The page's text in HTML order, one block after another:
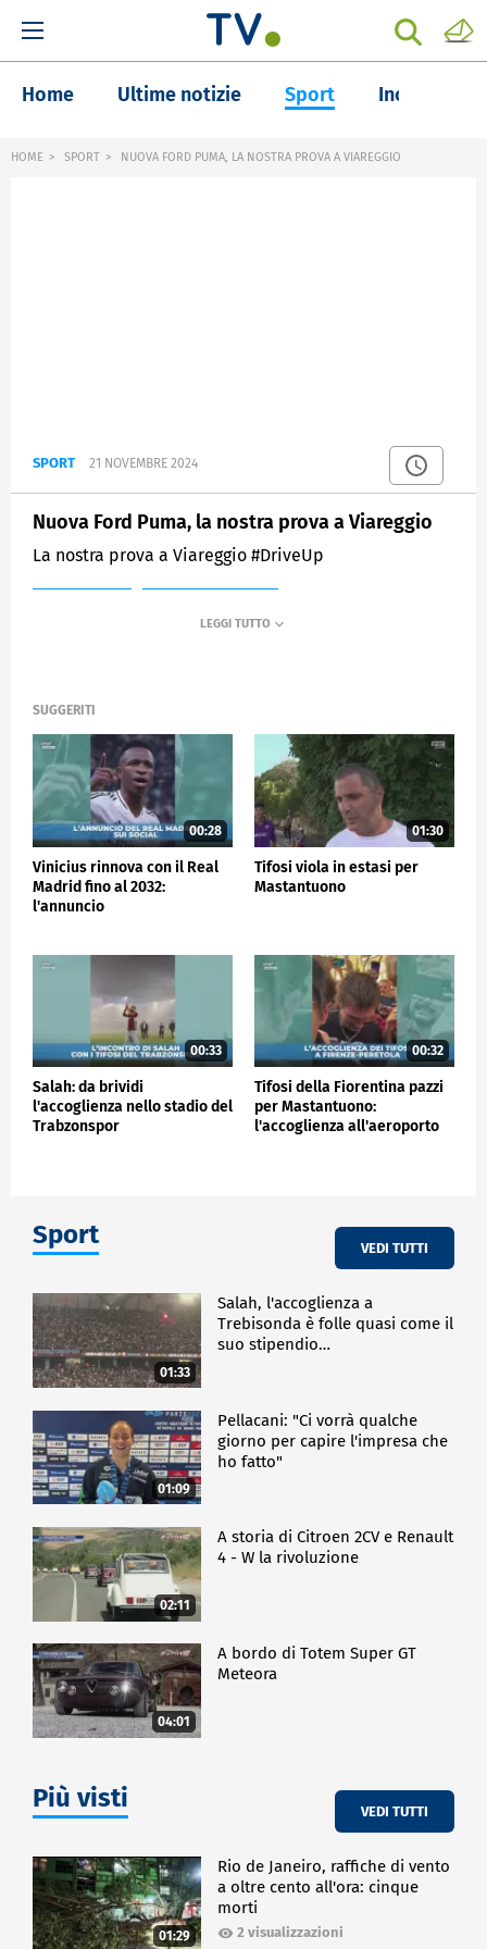
Home Ultime notizie Sport Inchieste
HOME SPORT NUOVA FORD PUMA, LA NOSTRA PROVA A VIAREGGIO
SPORT 21 NOVEMBRE 2024
Nuova Ford Puma, la nostra prova a Viareggio
La nostra prova a Viareggio #DriveUp
SUGGERITI
00:28
Vinicius rinnova con il Real
Madrid fino al 2032:
l'annuncio
01:30
Tifosi viola in estasi per
Mastantuono
00:33
Salah: da brividi
l'accoglienza nello stadio del
Trabzonspor
00:32
Tifosi della Fiorentina pazzi
per Mastantuono:
l'accoglienza all'aeroporto
Sport VEDI TUTTI
01:33
Salah, l'accoglienza a
Trebisonda è folle quasi come il
suo stipendio…
01:09
Pellacani: "Ci vorrà qualche
giorno per capire l'impresa che
ho fatto"
02:11
A storia di Citroen 2CV e Renault
4 - W la rivoluzione
04:01
A bordo di Totem Super GT
Meteora
Più visti VEDI TUTTI
01:29
Rio de Janeiro, raffiche di vento
a oltre cento all'ora: cinque
morti
2 visualizzazioni